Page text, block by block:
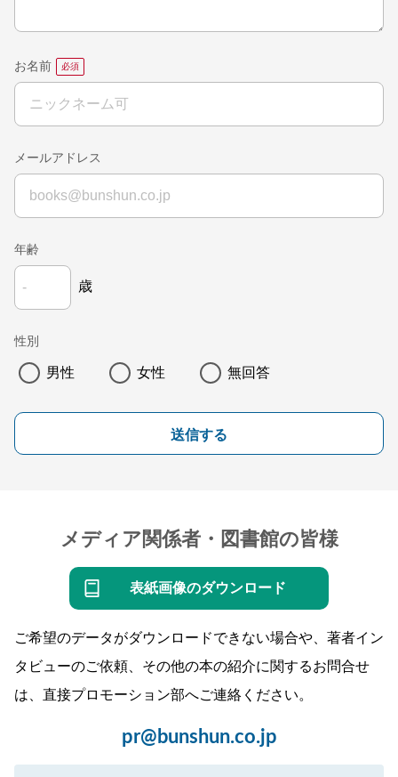
お名前
メールアドレス
年齢
歳
性別
男性 女性 無回答
送信する
メディア関係者・図書館の皆様
表紙画像のダウンロード
ご希望のデータがダウンロードできない場合や、著者イン
タビューのご依頼、その他の本の紹介に関するお問合せ
は、直接プロモーション部へご連絡ください。
pr@bunshun.co.jp